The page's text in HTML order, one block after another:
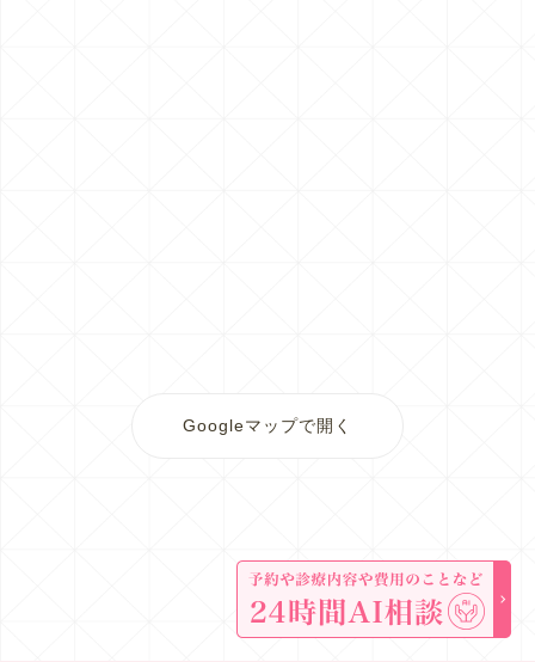
Googleマップで開く